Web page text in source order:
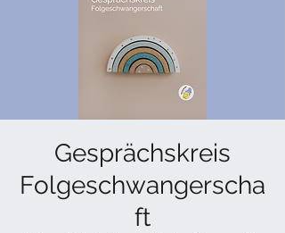
Gesprächskreis
Folgeschwangerscha
ft